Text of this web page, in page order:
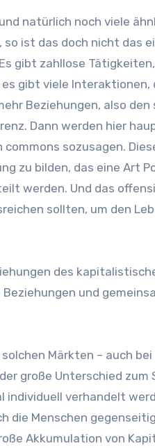
natürlich noch viele
ist das doch nicht das
gibt zahllose
gibt viele
Beziehungen, also
Dann werden hier
sozusagen.
zu bilden, das eine Art
werden. Und das
sollten, um den
des
und
Märkten – auch
große Unterschied
verhandelt
die Menschen
Akkumulation von